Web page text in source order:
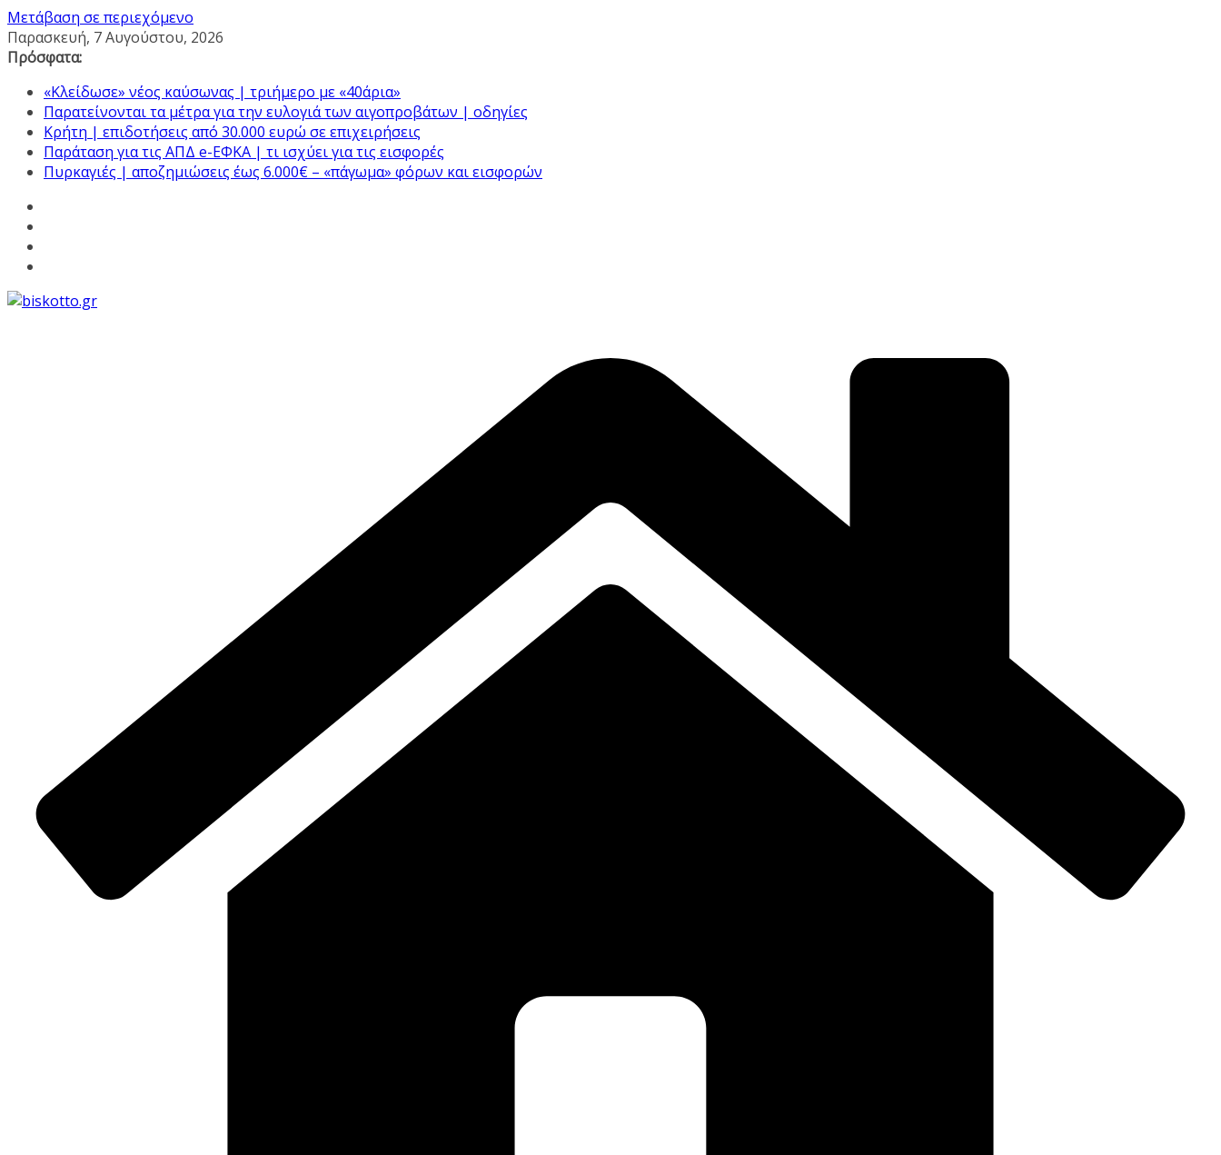
Μετάβαση σε περιεχόμενο
Παρασκευή, 7 Αυγούστου, 2026
Πρόσφατα:
«Κλείδωσε» νέος καύσωνας | τριήμερο με «40άρια»
Παρατείνονται τα μέτρα για την ευλογιά των αιγοπροβάτων | οδηγίες
Κρήτη | επιδοτήσεις από 30.000 ευρώ σε επιχειρήσεις
Παράταση για τις ΑΠΔ e-ΕΦΚΑ | τι ισχύει για τις εισφορές
Πυρκαγιές | αποζημιώσεις έως 6.000€ – «πάγωμα» φόρων και εισφορών